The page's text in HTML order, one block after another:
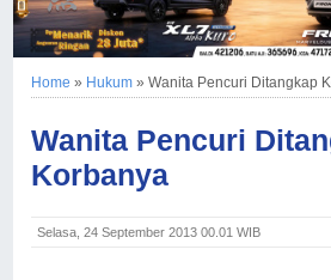
Home » Hukum »Wanita Pencuri Ditangkap
Wanita Pencuri
Korbanya
Selasa, 24 September 2013 00.01 WIB